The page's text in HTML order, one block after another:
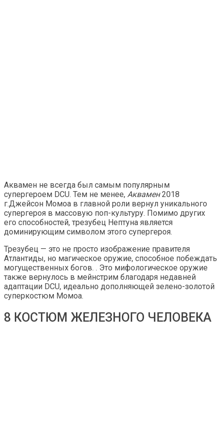
Аквамен не всегда был самым популярным
супергероем DCU. Тем не менее, Аквамен2018
г.Джейсон Момоа в главной роли вернул уникального
супергероя в массовую поп-культуру. Помимо других
его способностей, трезубец Нептуна является
доминирующим символом этого супергероя.
Трезубец — это не просто изображение правителя
Атлантиды, но магическое оружие, способное побеждать
могущественных богов. . Это мифологическое оружие
также вернулось в мейнстрим благодаря недавней
адаптации DCU, идеально дополняющей зелено-золотой
суперкостюм Момоа.
8 КОСТЮМ ЖЕЛЕЗНОГО ЧЕЛОВЕКА